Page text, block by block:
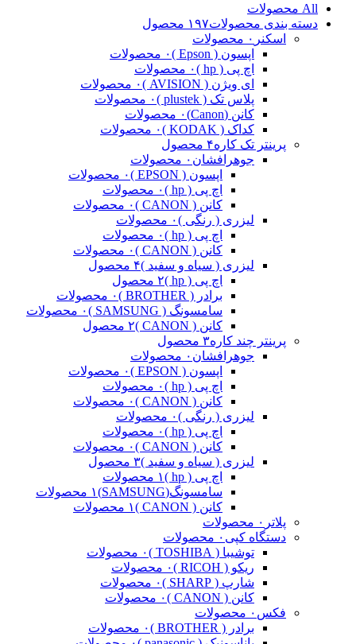
All محصولات
دسته بندی محصولات۱۹۷ محصول
اسکنر ۰ محصولات
اپسون ( Epson )
۰ محصولات
اچ پی ( hp )
۰ محصولات
ای ویژن ( AVISION )
۰ محصولات
پلاس تک ( plustek )
۰ محصولات
کانن (Canon)
۰ محصولات
کداک ( KODAK )
۰ محصولات
پرینتر تک کاره۴ محصول
جوهرافشان ۰ محصولات
اپسون ( EPSON )
۰ محصولات
اچ پی ( hp )
۰ محصولات
کانن ( CANON )
۰ محصولات
لیزری ( رنگی )۰ محصولات
اچ پی ( hp )
۰ محصولات
کانن ( CANON )
۰ محصولات
لیزری ( سیاه و سفید )۴ محصول
اچ پی ( hp )
۲ محصول
برادر ( BROTHER )
۰ محصولات
سامسونگ ( SAMSUNG )
۰ محصولات
کانن ( CANON )
۲ محصول
پرینتر چند کاره۳ محصول
جوهرافشان ۰ محصولات
اپسون ( EPSON )
۰ محصولات
اچ پی ( hp )
۰ محصولات
کانن ( CANON )
۰ محصولات
لیزری ( رنگی )۰ محصولات
اچ پی ( hp )
۰ محصولات
کانن ( CANON )
۰ محصولات
لیزری ( سیاه و سفید )۳ محصول
اچ پی ( hp )
۱ محصولات
سامسونگ(SAMSUNG)
۱ محصولات
کانن ( CANON )
۱ محصولات
پلاتر ۰ محصولات
دستگاه کپی ۰ محصولات
توشیبا ( TOSHIBA )
۰ محصولات
ریکو ( RICOH )
۰ محصولات
شارپ ( SHARP )
۰ محصولات
کانن ( CANON )
۰ محصولات
فکس ۰ محصولات
برادر ( BROTHER )
۰ محصولات